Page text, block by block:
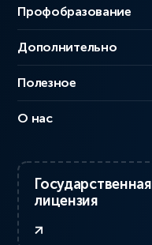
Профобразование
Дополнительно
Полезное
О нас
Государственная
лицензия